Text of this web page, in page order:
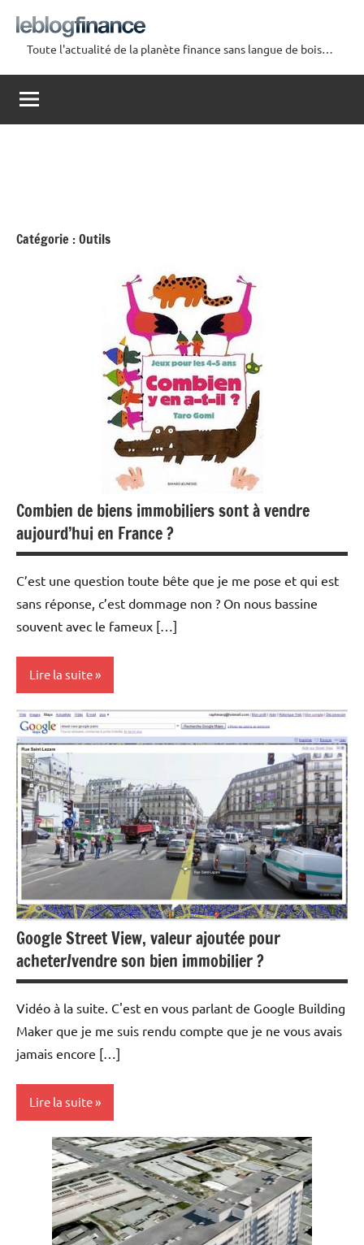
contenu
Le
Blog
Finance
Toute l'actualité de la planète finance sans langue de bois…
Catégorie :Outils
Combien de biens immobiliers sont à vendre
aujourd’hui en France ?
C’est une question toute bête que je me pose et qui est
sans réponse, c’est dommage non ? On nous bassine
souvent avec le fameux […]
Lire la suite
Achat/vente
Agences
immobilières
Foncier
Idées
nouvelles
Immobilier
Indicateurs
Outils
Pratique
Google Street View, valeur ajoutée pour
acheter/vendre son bien immobilier ?
Vidéo à la suite. C'est en vous parlant de Google Building
Maker que je me suis rendu compte que je ne vous avais
jamais encore […]
Lire la suite
Achat/vente
Idées
nouvelles
Immobilier